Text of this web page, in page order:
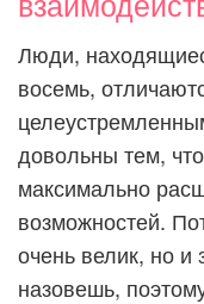
Люди,
восемь,
довольны тем,
максимально
возможностей.
очень велик, но
назовешь,